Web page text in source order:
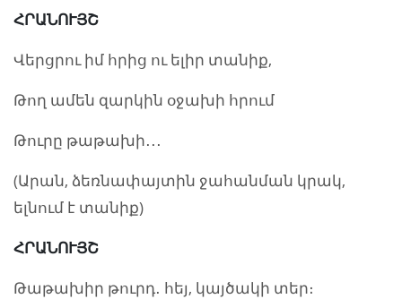
ՀՐԱՆՈՒՅՇ
Վերցրու իմ հրից ու ելիր տանիք,
Թող ամեն զարկին օջախի հրում
Թուրը թաթախի․․․
(Արան, ձեռնափայտին ջահանման կրակ,
ելնում է տանիք)
ՀՐԱՆՈՒՅՇ
Թաթախիր թուրդ․ հեյ, կայծակի տեր։